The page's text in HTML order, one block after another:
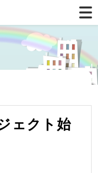
ェクト始